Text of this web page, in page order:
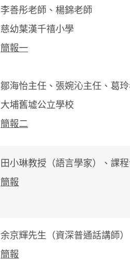
李善彤老師、楊錦老師
慈幼葉漢千禧小學
簡報一
鄒海怡主任、張婉沁主任、葛
大埔舊墟公立學校
簡報二
田小琳教授（語言學家）、課
簡報
余京輝先生（資深普通話講師）
簡報